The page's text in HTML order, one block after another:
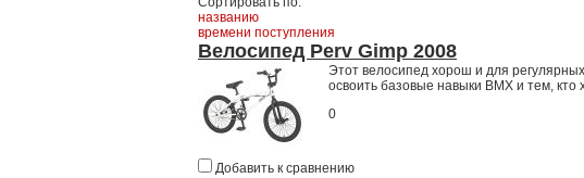
названию
времени поступления
Велосипед Perv Gimp 2008
Этот велосипед хорош и для
освоить базовые навыки ВМХ и тем, кто
0
Добавить к сравнению